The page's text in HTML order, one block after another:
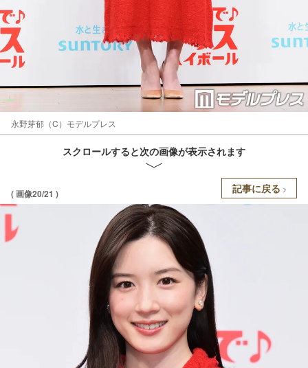
永野芽郁（C）モデルプレス
スクロールすると次の画像が表示されます
( 画像20/21 ) 記事に戻る